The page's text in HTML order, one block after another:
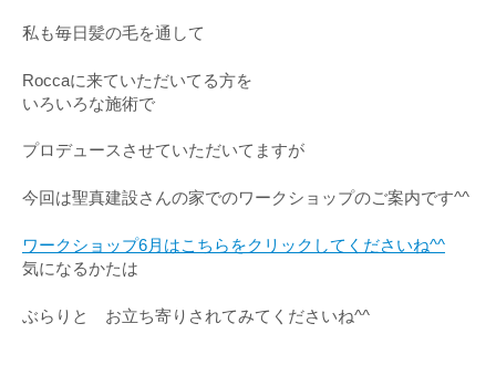
私も毎日髪の毛を通して
Roccaに来ていただいてる方を
いろいろな施術で
プロデュースさせていただいてますが
今回は聖真建設さんの家でのワークショップのご案内です^^
ワークショップ6月はこちらをクリックしてくださいね^^
気になるかたは
ぶらりと お立ち寄りされてみてくださいね^^